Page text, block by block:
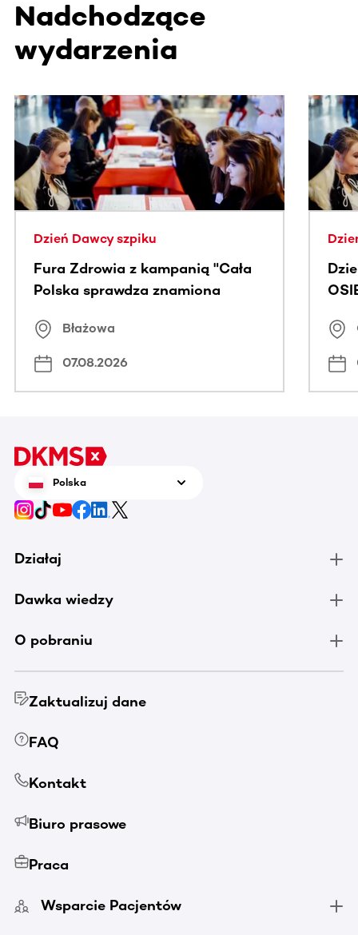
Nadchodzące
wydarzenia
Ta sekcja zawiera treści przewijane w poziomie. Użyj
Dzień Dawcy szpiku
Fura Zdrowia z kampanią "Cała
Polska sprawdza znamiona
Błażowa
07.08.2026
Polska
Działaj
Dawka wiedzy
O pobraniu
Zaktualizuj dane
FAQ
Kontakt
Biuro prasowe
Praca
Wsparcie Pacjentów